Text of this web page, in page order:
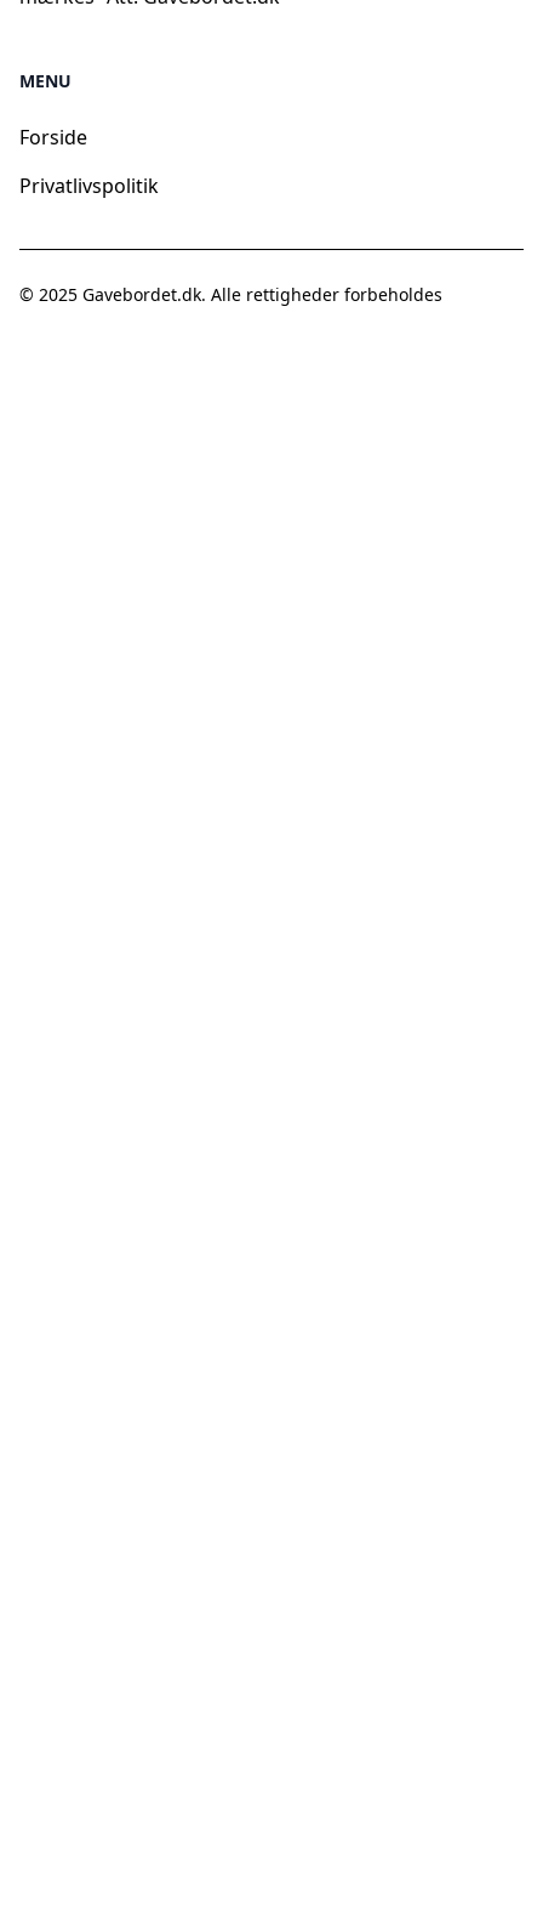
MENU
Forside
Privatlivspolitik
© 2025 Gavebordet.dk. Alle rettigheder forbeholdes